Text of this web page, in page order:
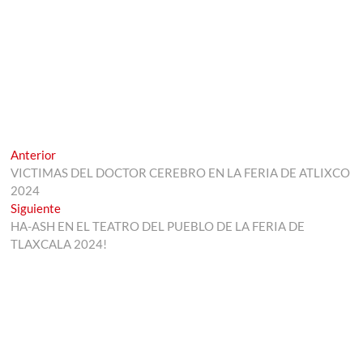
Navegación
de
entradas
AnteriorEntrada
anterior:
VICTIMAS DEL DOCTOR CEREBRO EN LA FERIA DE ATLIXCO
2024
SiguienteEntrada
siguiente:
HA-ASH EN EL TEATRO DEL PUEBLO DE LA FERIA DE
TLAXCALA 2024!